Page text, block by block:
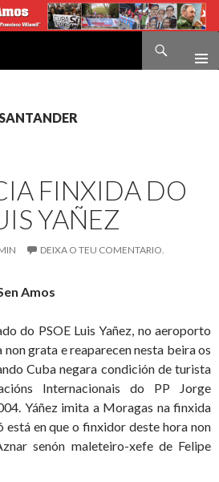
FINXIDA DO
YAÑEZ
DEIXA O TEU COMENTARIO.
Amos
do PSOE Luis Yañez, no aeroporto
non grata e reaparecen nesta beira os
Cuba negara condición de turista
Internacionais do PP Jorge
Yáñez imita a Moragas na finxida
está en que o finxidor deste hora non
senón maleteiro-xefe de Felipe